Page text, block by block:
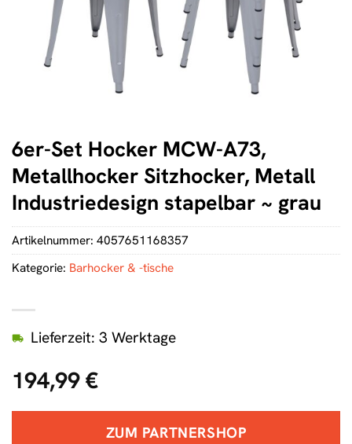
6er-Set Hocker MCW-A73,
Metallhocker Sitzhocker, Metall
Industriedesign stapelbar ~ grau
194,99€
Lieferzeit: 3 Werktage
ZUM PARTNERSHOP
Artikelnummer: 4057651168357
Kategorie: Barhocker & -tische